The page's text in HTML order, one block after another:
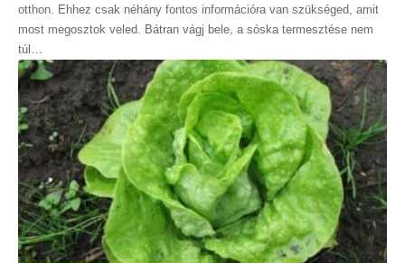
otthon. Ehhez csak néhány fontos információra van szükséged, amit
most megosztok veled. Bátran vágj bele, a sóska termesztése nem
túl